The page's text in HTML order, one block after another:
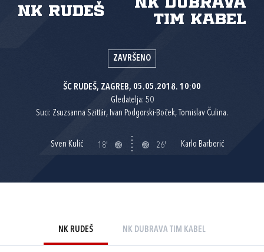
NK Rudeš
NK Dubrava
Tim Kabel
ZAVRŠENO
ŠC RUDEŠ, ZAGREB, 05.05.2018. 10:00
Gledatelja: 50
Suci: Zsuzsanna Szittár, Ivan Podgorski-Boček, Tomislav Čulina.
Sven Kulić 18' 26' Karlo Barberić
NK RUDEŠ NK DUBRAVA TIM KABEL